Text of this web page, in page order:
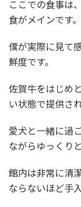
ここでの食事は
食がメインです。
僕が実際に見て
鮮度です。
佐賀牛をはじめ
い状態で提供さ
愛犬と一緒に過
ながらゆっくり
館内は非常に清
ならないほど手